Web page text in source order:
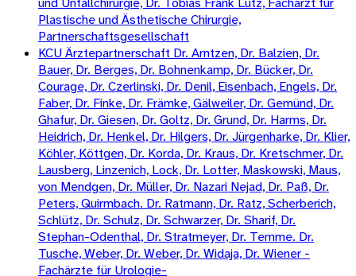
Plastische und Ästhetische Chirurgie,
Partnerschaftsgesellschaft
KCU Ärztepartnerschaft Dr. Arntzen, Dr. Balzien, Dr.
Bauer, Dr. Berges, Dr. Bohnenkamp, Dr. Bücker, Dr.
Courage, Dr. Czerlinski, Dr. Denil, Eisenbach, Engels, Dr.
Faber, Dr. Finke, Dr. Främke, Gälweiler, Dr. Gemünd, Dr.
Ghafur, Dr. Giesen, Dr. Goltz, Dr. Grund, Dr. Harms, Dr.
Heidrich, Dr. Henkel, Dr. Hilgers, Dr. Jürgenharke, Dr. Klier,
Köhler, Köttgen, Dr. Korda, Dr. Kraus, Dr. Kretschmer, Dr.
Lausberg, Linzenich, Lock, Dr. Lotter, Maskowski, Maus,
von Mendgen, Dr. Müller, Dr. Nazari Nejad, Dr. Paß, Dr.
Peters, Quirmbach. Dr. Ratmann, Dr. Ratz, Scherberich,
Schlütz, Dr. Schulz, Dr. Schwarzer, Dr. Sharif, Dr.
Stephan-Odenthal, Dr. Stratmeyer, Dr. Temme. Dr.
Tusche, Weber, Dr. Weber, Dr. Widaja, Dr. Wiener -
Fachärzte für Urologie-